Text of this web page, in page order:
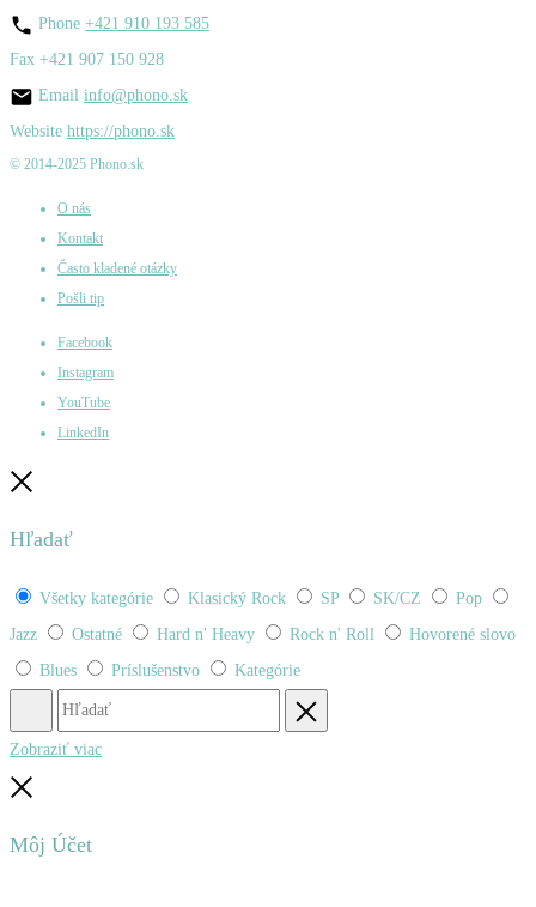
Phone +421 910 193 585
Fax +421 907 150 928
Email info@phono.sk
Website https://phono.sk
© 2014-2025 Phono.sk
O nás
Kontakt
Často kladené otázky
Pošli tip
Facebook
Instagram
YouTube
LinkedIn
Hľadať
Všetky kategórie Klasický Rock SP SK/CZ
Pop
Jazz
Ostatné Hard n' Heavy Rock n' Roll
Hovorené slovo
Blues
Príslušenstvo Kategórie
Hľadať
Zobraziť viac
Môj Účet